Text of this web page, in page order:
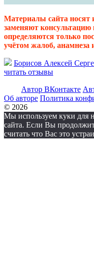
Материалы сайта носят
заменяют консультацию
определяются только
учётом жалоб, анамнеза
Борисов Алексей
читать отзывы
Автор ВКонтакте
Об авторе Политика
© 2026
Мы используем куки для
сайта. Если Вы
считать что Вас это